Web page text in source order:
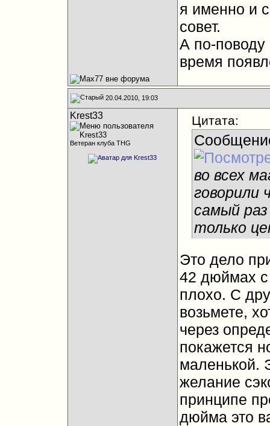
я именно и
совет.
А по-поводу
время
20.04.2010, 19:03
Krest33
Ветеран клуба THG
Цитата:
во всех
говорили
самый
только
Это дело
42 дюймах с
плохо. С
возьмете,
через
покажется
маленькой.
желание
принципе
дюйма это